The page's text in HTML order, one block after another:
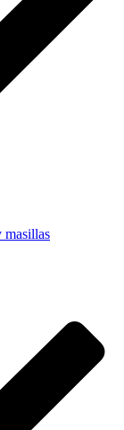
masillas